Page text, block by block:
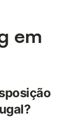
todo
com
e
Uma
visita
em